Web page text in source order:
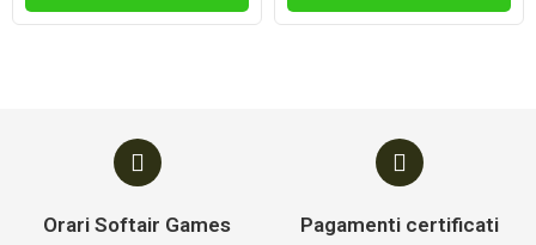
Orari Softair Games Pagamenti certificati